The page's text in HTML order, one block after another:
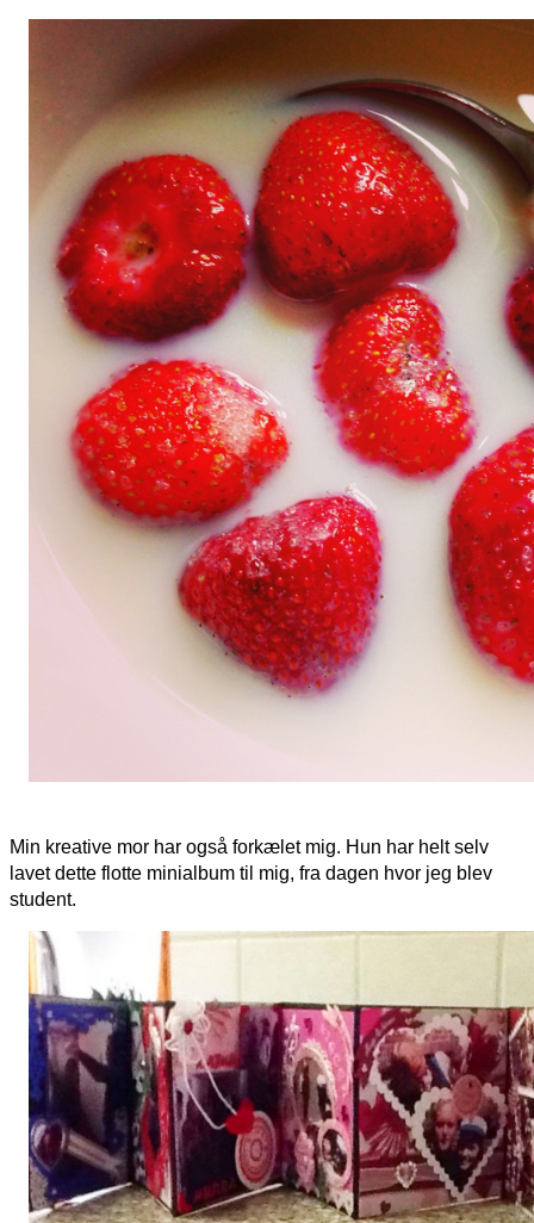
Min kreative mor har også forkælet mig. Hun har helt selv
lavet dette flotte minialbum til mig, fra dagen hvor jeg blev
student.